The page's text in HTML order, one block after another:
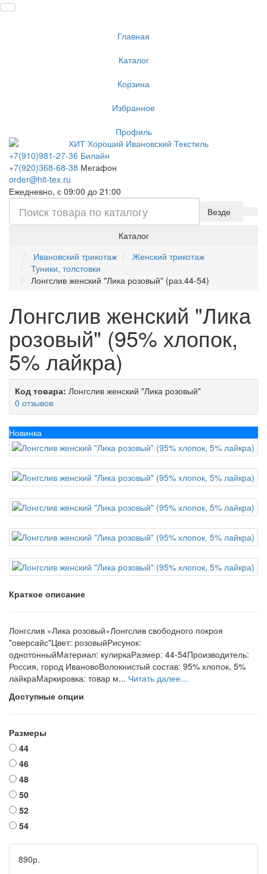
Главная
Каталог
Корзина
Избранное
Профиль
+7(910)981-27-36 Билайн
+7(920)368-68-38 Мегафон
order@hit-tex.ru
Ежедневно, с 09:00 до 21:00
Везде
Каталог
Ивановский трикотаж
Женский трикотаж
Туники, толстовки
Лонгслив женский "Лика розовый" (раз.44-54)
Лонгслив женский "Лика
розовый" (95% хлопок,
5% лайкра)
Код товара: Лонгслив женский "Лика розовый"
0 отзывов
Новинка
Краткое описание
Лонгслив «Лика розовый»Лонгслив свободного покроя
"оверсайс"Цвет: розовыйРисунок:
однотонныйМатериал: кулиркаРазмер: 44-54Производитель:
Россия, город ИвановоВолокнистый состав: 95% хлопок, 5%
лайкраМаркировка: товар м... Читать далее...
Доступные опции
Размеры
44
46
48
50
52
54
890р.